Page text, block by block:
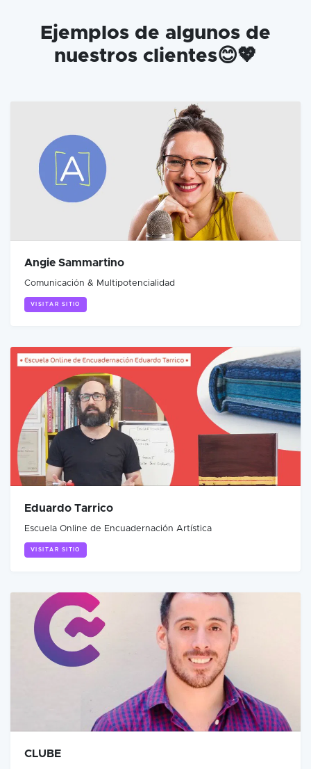
Ejemplos de algunos de
nuestros clientes😊💖
Angie Sammartino
Comunicación & Multipotencialidad
VISITAR SITIO
Eduardo Tarrico
Escuela Online de Encuadernación Artística
VISITAR SITIO
CLUBE